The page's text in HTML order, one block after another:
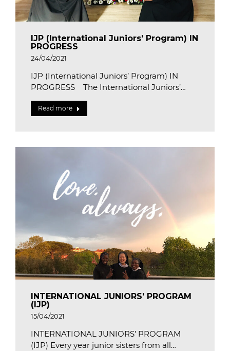
IJP (International Juniors’ Program) IN
PROGRESS
24/04/2021
IJP (International Juniors’ Program) IN
PROGRESS The International Juniors’…
Read more
INTERNATIONAL JUNIORS’ PROGRAM
(IJP)
15/04/2021
INTERNATIONAL JUNIORS’ PROGRAM
(IJP) Every year junior sisters from all…